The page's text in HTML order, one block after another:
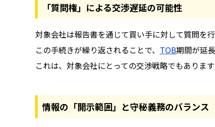
「質問権」による交渉遅延の可能性
対象会社は報告書を通じて買い手に対して質問を
この手続きが繰り返されることで、 TOB期間が延
これは、対象会社にとっての交渉戦略でもありま
情報の「開示範囲」と守秘義務のバランス